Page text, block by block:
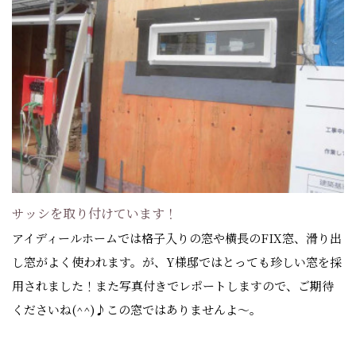
サッシを取り付けています！
アイディールホームでは格子入りの窓や横長のFIX窓、滑り出
し窓がよく使われます。が、Y様邸ではとっても珍しい窓を採
用されました！また写真付きでレポートしますので、ご期待
くださいね(^^)♪この窓ではありませんよ～。